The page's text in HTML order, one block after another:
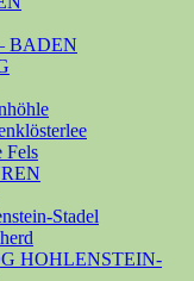
BADEN
Fels
Stadel
HOHLENSTEIN-